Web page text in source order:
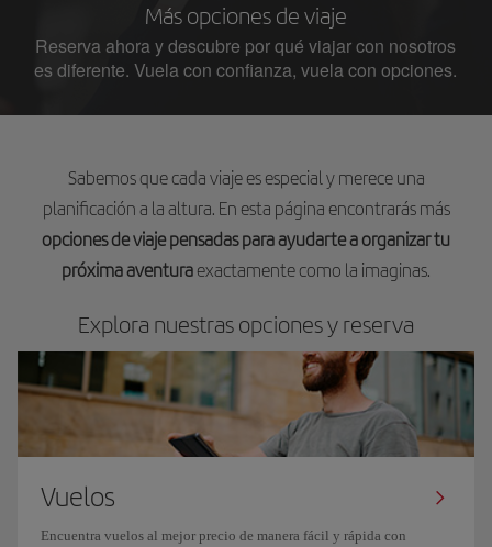
Más opciones de viaje
Reserva ahora y descubre por qué viajar con nosotros
es diferente. Vuela con confianza, vuela con opciones.
Sabemos que cada viaje es especial y merece una
planificación a la altura. En esta página encontrarás más
opciones de viaje pensadas para ayudarte a organizar tu
próxima aventura exactamente como la imaginas.
Explora nuestras opciones y reserva
Vuelos
Encuentra vuelos al mejor precio de manera fácil y rápida con